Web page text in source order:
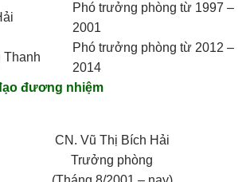
Phó trưởng phòng từ 1997 –
2001
Thanh
Phó trưởng phòng từ 2012 –
2014
đương nhiệm
CN. Vũ Thị Bích Hải
Trưởng phòng